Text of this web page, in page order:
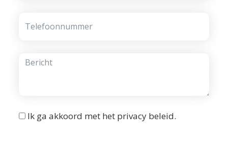
Ik ga akkoord met het privacy beleid.